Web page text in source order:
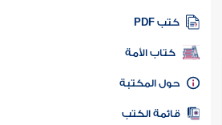
كتب PDF
كتاب الأمة
المكتبة